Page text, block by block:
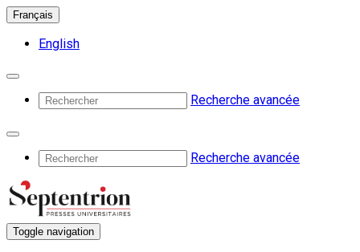
Français
English
Recherche avancée
Recherche avancée
Toggle navigation